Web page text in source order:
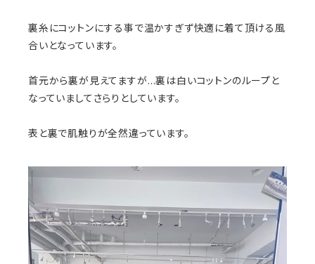
裏糸にコットンにする事で温かすぎず快適に着て頂ける風
合いとなっています。
首元から裏が見えてますが…裏は白いコットンのループと
なっていましてさらりとしています。
表と裏で肌触りが全然違っています。